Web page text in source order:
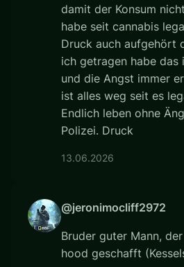
damit der Konsum
habe seit cannabis
Druck auch aufgehört
ich getragen habe das
und die Angst immer
ist alles weg seit es
Endlich leben ohne
Polizei. Druck
13.06.2026
@jeronimocliff2972
Bruder guter Mann,
hood geschafft